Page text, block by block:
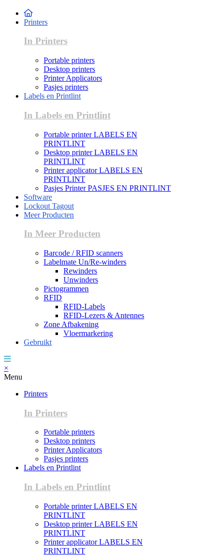
Printers
In Printers
Portable printers
Desktop printers
Printer Applicators
Pasjes printers
Labels en Printlint
In Labels en Printlint
Portable printer LABELS EN
PRINTLINT
Desktop printer LABELS EN
PRINTLINT
Printer applicator LABELS EN
PRINTLINT
Pasjes Printer PASJES EN PRINTLINT
Software
Lockout Tagout
Meer Producten
In Meer Producten
Barcode / RFID scanners
Labelmate Un/Re-winders
Rewinders
Unwinders
Pictogrammen
RFID
RFID-Labels
RFID-Lezers & Antennes
Zone Afbakening
Vloermarkering
Gebruikt
×
Menu
Printers
In Printers
Portable printers
Desktop printers
Printer Applicators
Pasjes printers
Labels en Printlint
In Labels en Printlint
Portable printer LABELS EN
PRINTLINT
Desktop printer LABELS EN
PRINTLINT
Printer applicator LABELS EN
PRINTLINT